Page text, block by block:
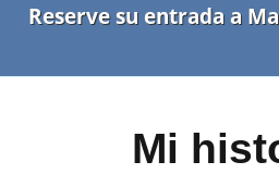
Reserve su entrada a
Mi